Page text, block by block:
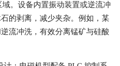
。设备内置振动装置或逆流冲
的剥离，减少夹杂。例如，某
流冲洗，有效分离锰矿与硅酸